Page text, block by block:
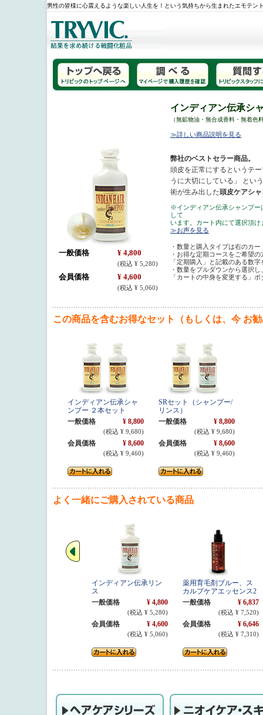
男性の皆様に心震えるような楽しい人生を！という気持ちから生まれたエモテン
一般価格 ¥ 4,800
(税込 ¥ 5,280)
会員価格 ¥ 4,600
(税込 ¥ 5,060)
インディアン伝承シ
（無鉱物油・無合成香料・無着色
≫詳しい商品説明を見る
弊社のベストセラー商品。
頭皮を正常にするというテ
うに大切にしている」 とい
術が生み出した頭皮ケアシ
※インディアン伝承シャンプー
して
います。カート内にて選択頂け
≫お声を見る
・数量と購入タイプは右のカ
・お得な定期コースをご希望
「定期購入」と記載のある数
・数量をプルダウンから選択
「カートの中身を変更する」
この商品を含むお得なセット（もしくは、今 お
インディアン伝承シャ
ンプー ２本セット
一般価格
¥ 8,800
(税込 ¥ 9,680)
会員価格 ¥ 8,600
(税込 ¥ 9,460)
SRセット（シャンプー/
リンス）
一般価格
¥ 8,800
(税込 ¥ 9,680)
会員価格 ¥ 8,600
(税込 ¥ 9,460)
よく一緒にご購入されている商品
インディアン伝承リン
ス
一般価格
¥ 4,800
(税込 ¥ 5,280)
会員価格 ¥ 4,600
(税込 ¥ 5,060)
薬用育毛剤ブルー、ス
カルプケアエッセンス2
一般価格
¥ 6,837
(税込 ¥ 7,520)
会員価格 ¥ 6,646
(税込 ¥ 7,310)